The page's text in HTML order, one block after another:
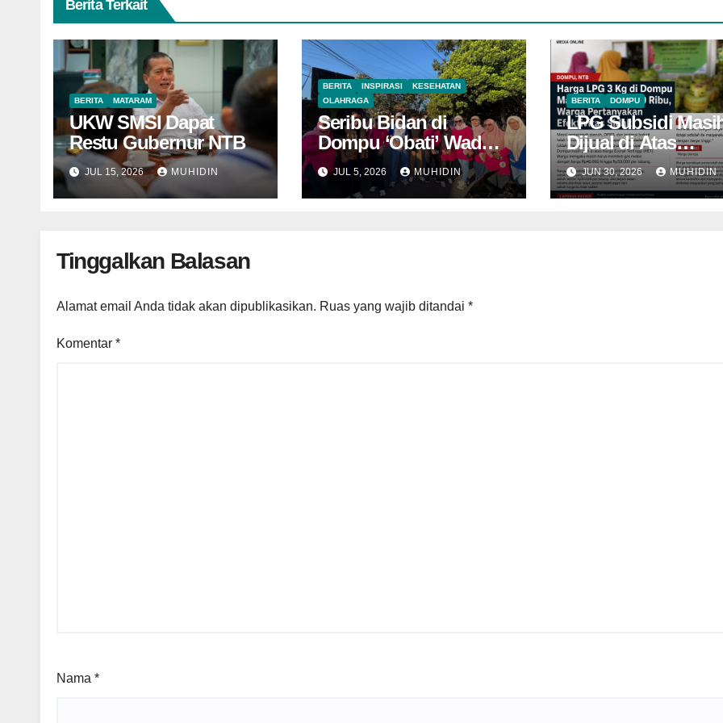
Berita Terkait
BERITA MATARAM
UKW SMSI Dapat
Restu Gubernur NTB
JUL 15, 2026 MUHIDIN
BERITA INSPIRASI
KESEHATAN
OLAHRAGA
Seribu Bidan di
Dompu ‘Obati’ Wadu
Jao
JUL 5, 2026 MUHIDIN
BERITA DOMPU
LPG Subsidi
Dijual di Atas
HET, Sidak
Belum Mampu
Menekan Harga
JUN 30, 2026 MUHIDIN
Tinggalkan Balasan
Alamat email Anda tidak akan dipublikasikan. Ruas yang wajib ditandai *
Komentar *
Nama *